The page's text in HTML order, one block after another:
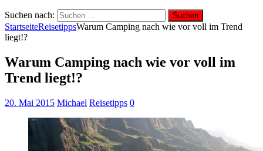
Suchen nach:
StartseiteReisetippsWarum Camping nach wie vor voll im Trend
liegt!?
Warum Camping nach wie vor voll im
Trend liegt!?
20. Mai 2015 Michael Reisetipps 0